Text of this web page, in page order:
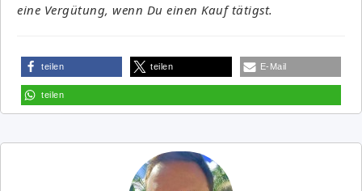
eine Vergütung, wenn Du einen Kauf tätigst.
teilen teilen E-Mail
teilen